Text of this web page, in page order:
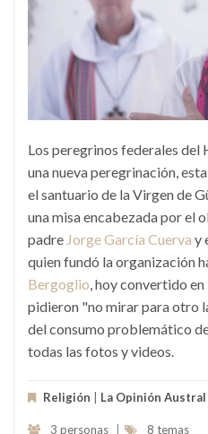
Los peregrinos federales
una nueva peregrinación,
el santuario de la Virgen de
una misa encabezada por el
padre Jorge García Cuerva y
quien fundó la organización
Bergoglio , hoy convertido en
pidieron "no mirar para otro
del consumo problemático
todas las fotos y videos.
Religión La Opinión Austral
3 personas 8 temas